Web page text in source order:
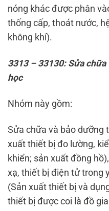
nóng khác được phân
thống cấp, thoát nước,
không khí).
3313 – 33130: Sửa
học
Nhóm này gồm:
Sửa chữa và bảo dưỡng
xuất thiết bị đo lường,
khiển; sản xuất đồng
xạ, thiết bị điện tử trong
(Sản xuất thiết bị và
thiết bị được coi là đồ